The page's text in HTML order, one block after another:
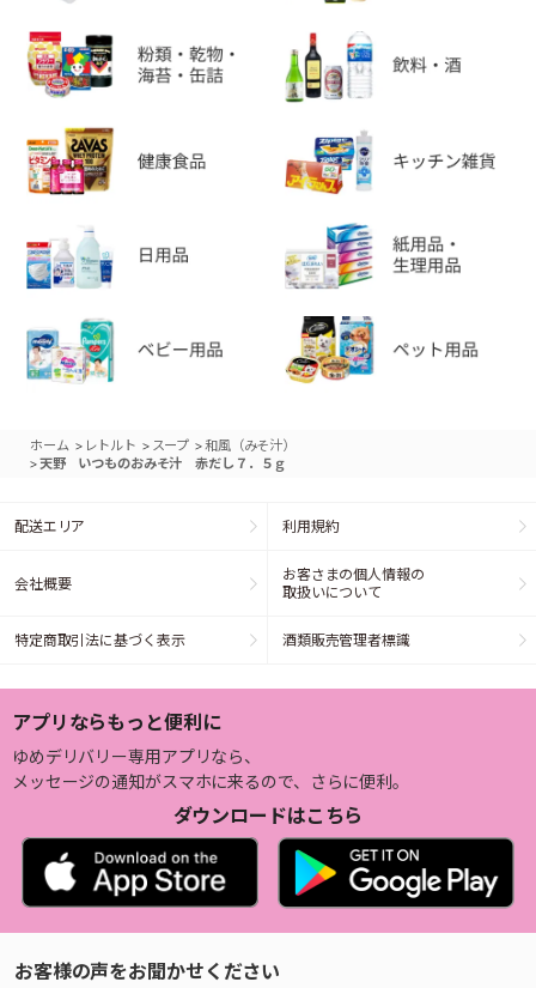
ホーム > レトルト > スープ >和風（みそ汁）
>天野 いつものおみそ汁 赤だし７．５ｇ
配送エリア 利用規約
会社概要
お客さまの個人情報の
取扱いについて
特定商取引法に基づく表示 酒類販売管理者標識
アプリならもっと便利に
ゆめデリバリー専用アプリなら、
メッセージの通知がスマホに来るので、さらに便利。
ダウンロードはこちら
お客様の声をお聞かせください